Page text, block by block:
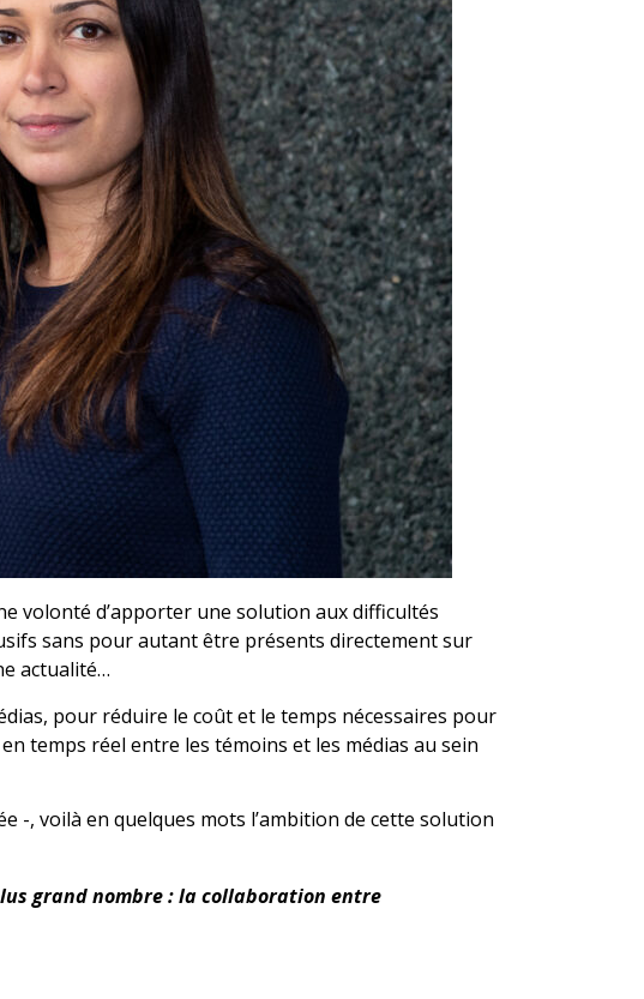
volonté d’apporter une solution aux difficultés
sans pour autant être présents directement sur
actualité…
pour réduire le coût et le temps nécessaires pour
temps réel entre les témoins et les médias au sein
-, voilà en quelques mots l’ambition de cette solution
grand nombre : la collaboration entre